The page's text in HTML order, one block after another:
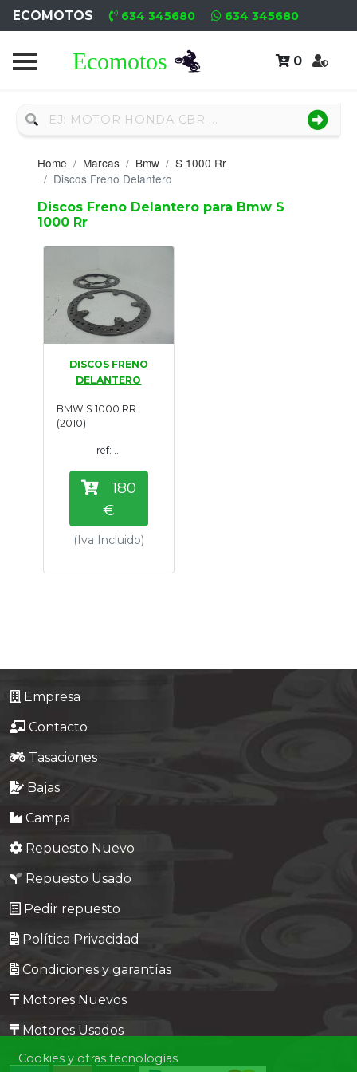
ECOMOTOS 634 345680 634 345680
0
Home
Nuevo
Neumáticos
Campa
Motores
Nuevos
Motores
Usados
Tasaciones
Formulario
Empresa
Contacto
Home Marcas Bmw
S 1000 Rr
Discos Freno Delantero
Discos Freno Delantero para Bmw S
1000 Rr
DISCOS FRENO
DELANTERO
BMW S 1000 RR .
(2010)
ref: ...
180
€
(Iva Incluido)
Empresa
Contacto
Tasaciones
Bajas
Campa
Repuesto Nuevo
Repuesto Usado
Pedir repuesto
Política Privacidad
Condiciones y garantías
Motores Nuevos
Motores Usados
Cookies y otras tecnologías